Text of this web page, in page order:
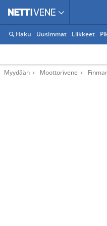
Haku Uusimmat Liikkeet
Myydään Moottorivene Finmar